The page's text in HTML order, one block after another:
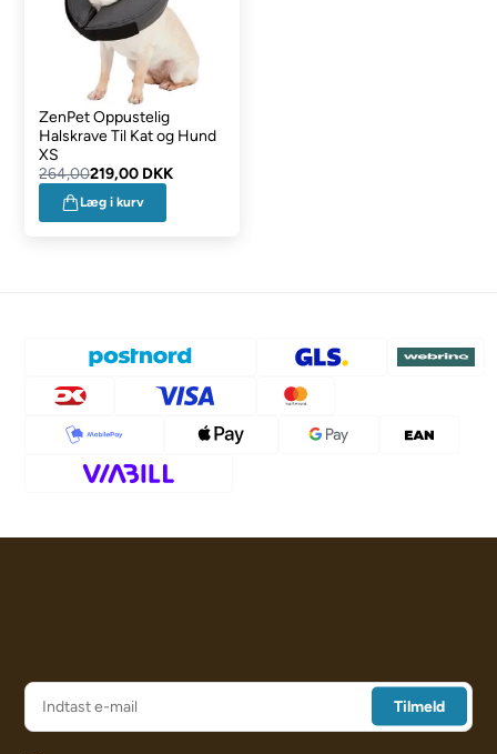
ZenPet Oppustelig
Halskrave Til Kat og Hund
XS
264,00219,00 DKK
Læg i kurv